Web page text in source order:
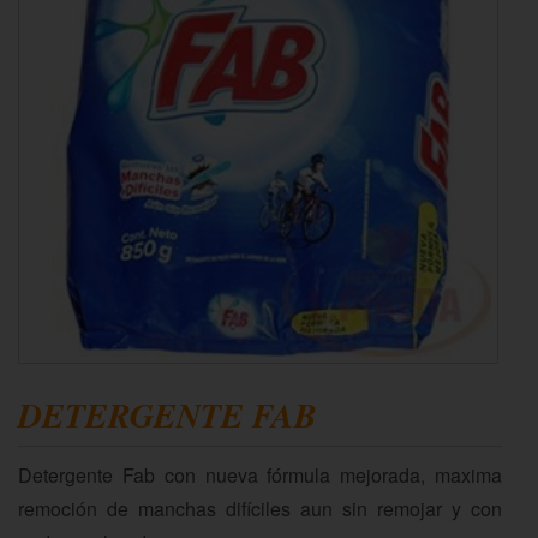
DETERGENTE FAB
Detergente Fab con nueva fórmula mejorada, maxima
remoción de manchas difíciles aun sin remojar y con